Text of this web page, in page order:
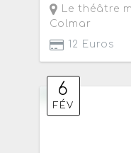
Le théâtre
Colmar
12 Euros
6
FÉV